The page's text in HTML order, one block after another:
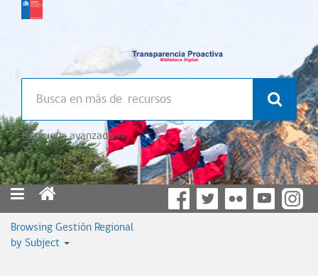
Búsqueda avanzada >>
Browsing Gestión Regional
by Subject